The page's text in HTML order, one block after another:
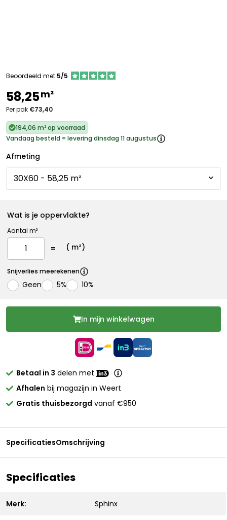
Beoordeeld met 5/5
58,25m²
Per pak €73,40
194,06 m² op voorraad
Vandaag besteld = levering dinsdag 11 augustus
Afmeting
Wat is je oppervlakte?
Aantal m²
( m²)
Snijverlies meerekenen
Geen 5% 10%
In mijn winkelwagen
Betaal in 3 delen met
Afhalen bij magazijn in Weert
Gratis thuisbezorgd vanaf €950
SpecificatiesOmschrijving
Specificaties
Merk: Sphinx